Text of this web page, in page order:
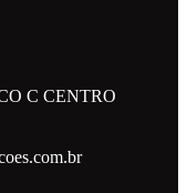
C CENTRO